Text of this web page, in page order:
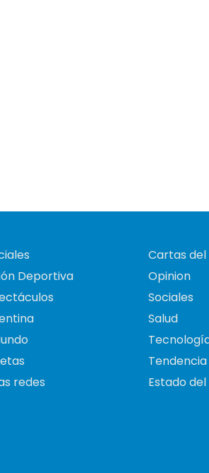
Deportiva
redes
Cartas
Opinion
Sociales
Salud
Tendencia
Estado